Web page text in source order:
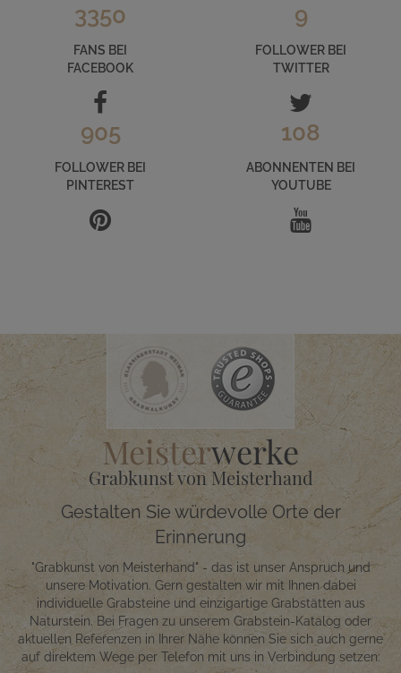
3350
FANS BEI
FACEBOOK
9
FOLLOWER BEI
TWITTER
905
FOLLOWER BEI
PINTEREST
108
ABONNENTEN BEI
YOUTUBE
Meisterwerke
Grabkunst von Meisterhand
Gestalten Sie würdevolle Orte der
Erinnerung
"Grabkunst von Meisterhand" - das ist unser Anspruch und
unsere Motivation. Gern gestalten wir mit Ihnen dabei
individuelle Grabsteine und einzigartige Grabstätten aus
Naturstein. Bei Fragen zu unserem Grabstein-Katalog oder
aktuellen Referenzen in Ihrer Nähe können Sie sich auch gerne
auf direktem Wege per Telefon mit uns in Verbindung setzen: